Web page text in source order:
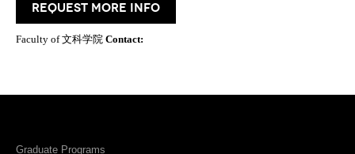
request more info
Faculty of 文科学院 Contact:
Graduate Programs